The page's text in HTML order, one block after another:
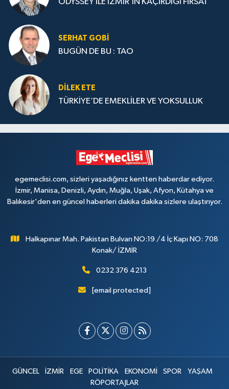
ODYSSEY İLE İZMİR’İN KAÇIRDIĞI FIRSAT
SERHAT GOBİ
BUGÜN DE BU : TAO
DILEK ETE
TÜRKİYE’DE EMEKLİLER VE YOKSULLUK
egemeclisi.com, sizleri yaşadığınız kentten haberdar ediyor.
İzmir, Manisa, Denizli, Aydın, Muğla, Uşak, Afyon, Kütahya ve
Balıkesir'den en güncel haberleri dakika dakika sizlere ulaştırıyor.
Halkapınar Mah. Pakistan Bulvarı NO:19 /4 İç Kapı NO: 708
Konak/ İZMİR
0232 376 4213
[email protected]
GÜNCEL İZMİR EGE POLİTİKA EKONOMİ SPOR
YAŞAM
RÖPORTAJLAR